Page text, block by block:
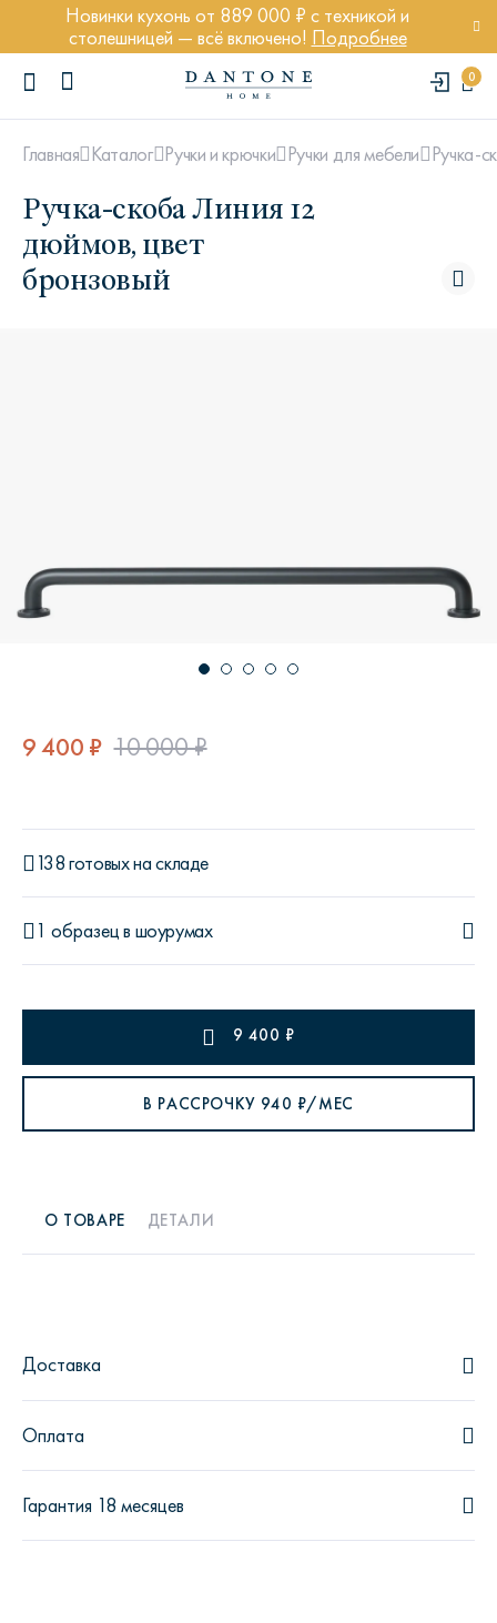
Новинки кухонь от 889 000 ₽ с техникой и
столешницей — всё включено! Подробнее
0
ПОПУЛЯРНЫЕ ЗАПРОСЫ
Главная Каталог Ручки и крючки Ручки для мебели Ручка-
Ручка-скоба Линия 12
дюймов, цвет
бронзовый
9 400 ₽ 10 000 ₽
138 готовых на складе
1 образецв шоурумах
9 400 ₽
В РАССРОЧКУ 940 ₽/МЕС
О ТОВАРЕ ДЕТАЛИ
Доставка
Оплата
Гарантия 18 месяцев